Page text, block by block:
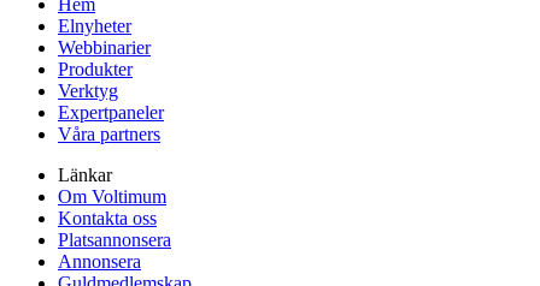
Hem
Elnyheter
Webbinarier
Produkter
Verktyg
Expertpaneler
Våra partners
Länkar
Om Voltimum
Kontakta oss
Platsannonsera
Annonsera